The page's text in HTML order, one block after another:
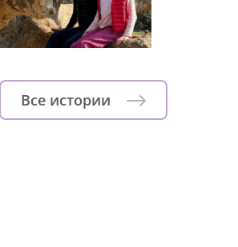
Все истории